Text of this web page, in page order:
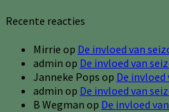
Recente reacties
Mirrie op De invloed van
admin op De invloed van
Janneke Pops op De invloed
admin op De invloed van
B Wegman op De invloed